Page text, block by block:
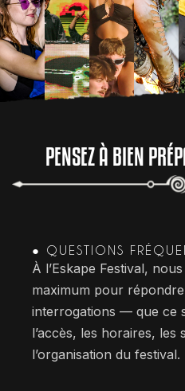
PENSEZ À BIEN
● QUESTIONS
À l’Eskape Festival,
maximum pour
interrogations — que ce
l’accès, les horaires,
l’organisation du festival.